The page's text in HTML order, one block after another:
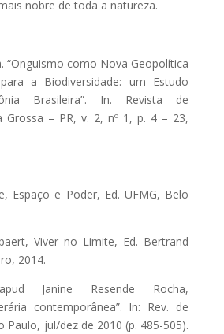
nobre de toda a natureza.
“Onguismo como Nova Geopolítica
a Biodiversidade: um Estudo
Brasileira”. In. Revista de
Grossa – PR, v. 2, nº 1, p. 4 – 23,
Espaço e Poder, Ed. UFMG, Belo
Viver no Limite, Ed. Bertrand
2014.
Janine Resende Rocha,
contemporânea”. In: Rev. de
Paulo, jul/dez de 2010 (p. 485-505).